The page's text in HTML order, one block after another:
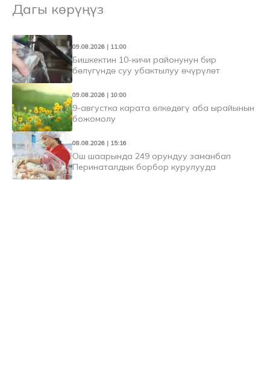
Дагы көрүңүз
09.08.2026 | 11:00
Бишкектин 10-кичи районунун бир
бөлүгүндө суу убактылуу өчүрүлөт
09.08.2026 | 10:00
9-августка карата өлкөдөгү аба ырайынын
божомолу
08.08.2026 | 15:16
Ош шаарында 249 орундуу заманбап
Перинаталдык борбор курулууда